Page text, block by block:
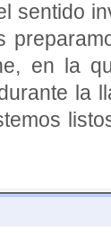
sentido
en la
la